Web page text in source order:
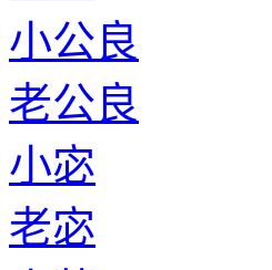
小公良
老公良
小宓
老宓